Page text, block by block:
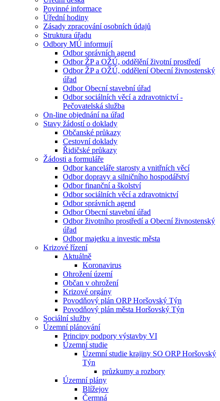
Povinné informace
Úřední hodiny
Zásady zpracování osobních údajů
Struktura úřadu
Odbory MÚ informují
Odbor správních agend
Odbor ŽP a OŽÚ, oddělění životní prostředí
Odbor ŽP a OŽÚ, oddělení Obecní živnostenský
úřad
Odbor Obecní stavební úřad
Odbor sociálních věcí a zdravotnictví -
Pečovatelská služba
On-line objednání na úřad
Stavy žádostí o doklady
Občanské průkazy
Cestovní doklady
Řidičské průkazy
Žádosti a formuláře
Odbor kanceláře starosty a vnitřních věcí
Odbor dopravy a silničního hospodářství
Odbor finanční a školství
Odbor sociálních věcí a zdravotnictví
Odbor správních agend
Odbor Obecní stavební úřad
Odbor životního prostředí a Obecní živnostenský
úřad
Odbor majetku a investic města
Krizové řízení
Aktuálně
Koronavirus
Ohrožení území
Občan v ohrožení
Krizové orgány
Povodňový plán ORP Horšovský Týn
Povodňový plán města Horšovský Týn
Sociální služby
Územní plánování
Principy podpory výstavby VI
Územní studie
Územní studie krajiny SO ORP Horšovský
Týn
průzkumy a rozbory
Územní plány
Blížejov
Čermná